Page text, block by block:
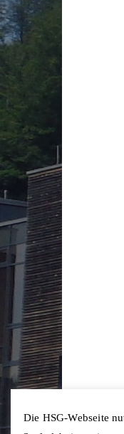
Die HSG-Webseite